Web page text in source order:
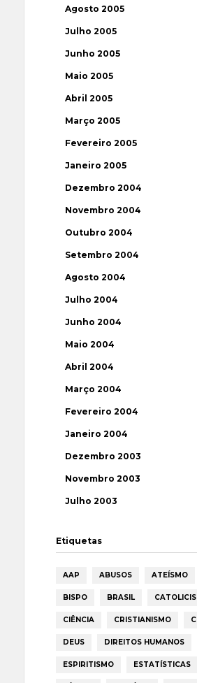
Agosto 2005
Julho 2005
Junho 2005
Maio 2005
Abril 2005
Março 2005
Fevereiro 2005
Janeiro 2005
Dezembro 2004
Novembro 2004
Outubro 2004
Setembro 2004
Agosto 2004
Julho 2004
Junho 2004
Maio 2004
Abril 2004
Março 2004
Fevereiro 2004
Janeiro 2004
Dezembro 2003
Novembro 2003
Julho 2003
Etiquetas
AAP ABUSOS ATEÍSMO
BISPO BRASIL
CIÊNCIA CRISTIANISMO
DEUS DIREITOS HUMANOS
ESPIRITISMO ESTATÍSTICAS